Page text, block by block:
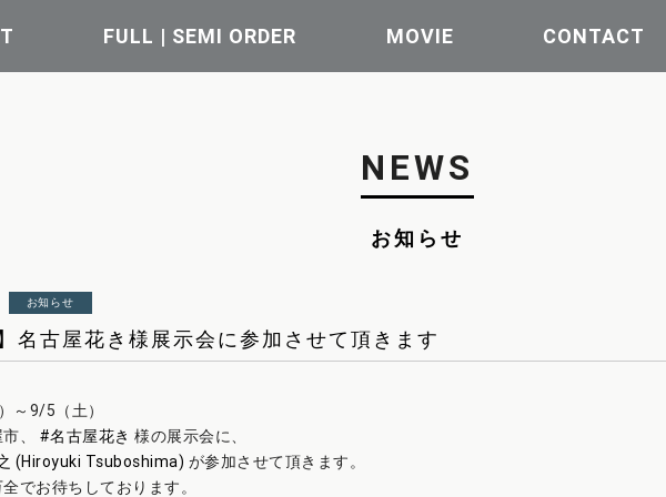
FULL | SEMI ORDER MOVIE CONTACT
NEWS
お知らせ
お知らせ
名古屋花き様展示会に参加させて頂きます
～9/5（土）
、 #名古屋花き 様の展示会に、
(Hiroyuki Tsuboshima) が参加させて頂きます。
でお待ちしております。